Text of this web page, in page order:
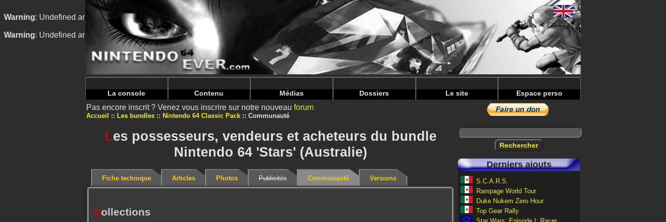
Warning: Undefined array key "HTTP_REFERER" in/home/nintendoju/www/Bundle-Communaute.php on line71
Warning: Undefined array key "HTTP_REFERER" in/home/nintendoju/www/Bundle-Communaute.phpon line75
La console Contenu Médias Dossiers Le site Espace perso
Pas encore inscrit ? Venez vous inscrire sur notre nouveau forum
Accueil Les bundles Nintendo 64 Classic Pack Communauté
Les possesseurs, vendeurs et acheteurs du bundle
Nintendo 64 'Stars' (Australie)
Fiche technique Articles Photos Publicités Communauté Versions
Collections
Derniers ajouts
S.C.A.R.S.
Rampage World Tour
Duke Nukem Zero Hour
Top Gear Rally